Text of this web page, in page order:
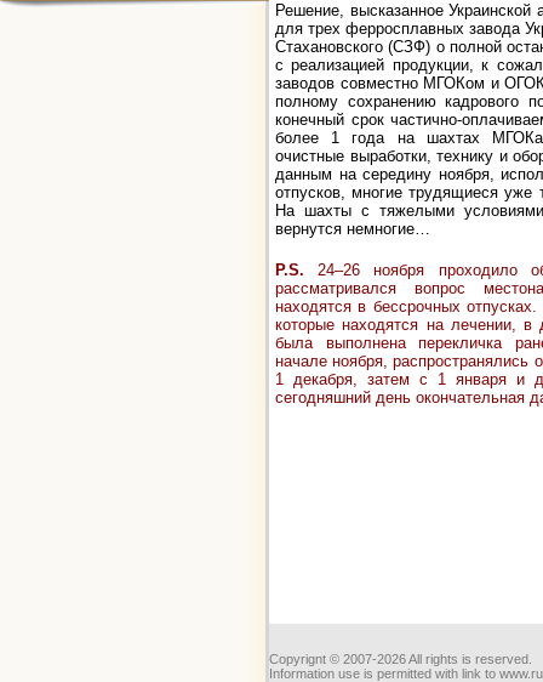
Решение, высказанное
для трех ферросплавных завода
Стахановского (СЗФ) о полной
с реализацией продукции, к
заводов совместно МГОКом и
полному сохранению кадрового
конечный срок частично-
более 1 года на шахтах МГОКа
очистные выработки, технику и
данным на середину ноября,
отпусков, многие трудящиеся уже
На шахты с тяжелыми
вернутся немногие…
P.S. 24–26 ноября проходило
рассматривался вопрос
находятся в бессрочных
которые находятся на лечении,
была выполнена перекличка
начале ноября, распространялись
1 декабря, затем с 1 января
сегодняшний день окончательная
Copyrignt © 2007-2026 All rights is reserved.
Information use is permitted with link to